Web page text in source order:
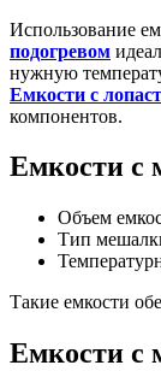
Использование
подогревом
нужную
Емкости с
компонентов.
Емкости с
Объем
Тип
Такие емкости
Емкости с